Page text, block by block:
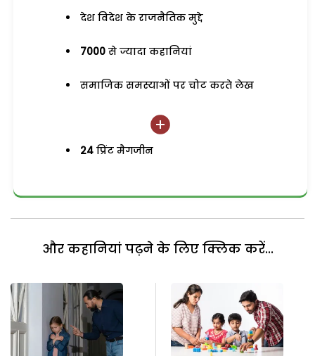
देश विदेश के राजनैतिक मुद्दे
7000 से ज्यादा कहानियां
समाजिक समस्याओं पर चोट करते लेख
24 प्रिंट मैगजीन
और कहानियां पढ़ने के लिए क्लिक करें...